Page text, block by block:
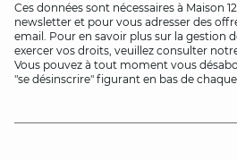
Ces données sont nécessaires à Maison
newsletter et pour vous adresser des
email. Pour en savoir plus sur la gestion
exercer vos droits, veuillez consulter
Vous pouvez à tout moment vous
"se désinscrire" figurant en bas de